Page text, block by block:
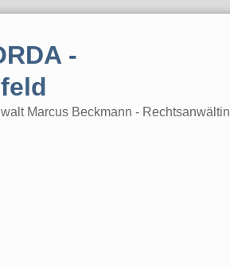
-
Marcus Beckmann - Rechtsanwältin